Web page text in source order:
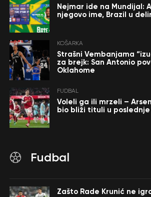
Nejmar ide na Mundijal:
njegovo ime, Brazil u
KOŠARKA
Strašni Vembanjama
za brejk: San Antonio
Oklahome
FUDBAL
Voleli ga ili mrzeli –
bio bliži tituli u
Fudbal
Zašto Rade Krunić ne